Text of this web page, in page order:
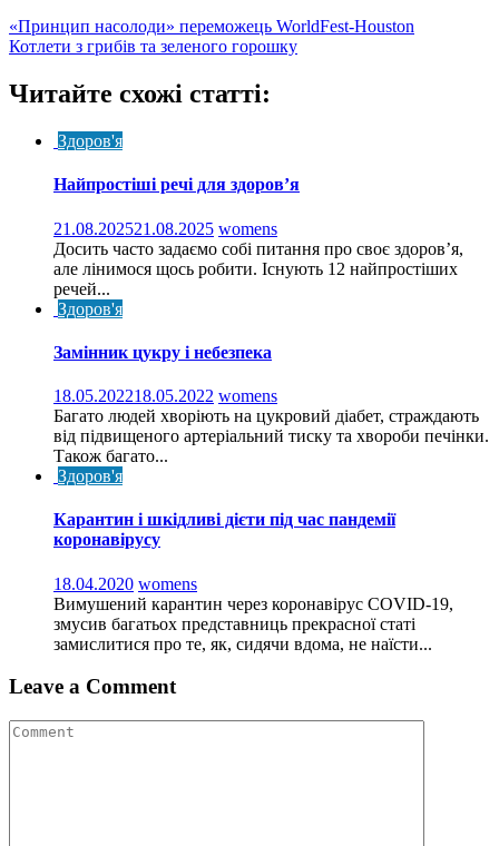
Навігація
записів
«Принцип насолоди» переможець WorldFest-Houston
Котлети з грибів та зеленого горошку
Читайте схожі статті:
Здоров'я
Найпростіші речі для здоров’я
21.08.202521.08.2025 womens
Досить часто задаємо собі питання про своє здоров’я,
але лінимося щось робити. Існують 12 найпростіших
речей...
Здоров'я
Замінник цукру і небезпека
18.05.202218.05.2022 womens
Багато людей хворіють на цукровий діабет, страждають
від підвищеного артеріальний тиску та хвороби печінки.
Також багато...
Здоров'я
Карантин і шкідливі дієти під час пандемії
коронавірусу
18.04.2020 womens
Вимушений карантин через коронавірус COVID-19,
змусив багатьох представниць прекрасної статі
замислитися про те, як, сидячи вдома, не наїсти...
Leave a Comment